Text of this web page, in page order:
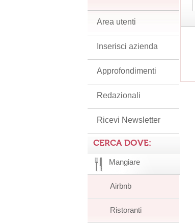
Area utenti
Inserisci azienda
Approfondimenti
Redazionali
Ricevi Newsletter
CERCA DOVE:
Mangiare
Airbnb
Ristoranti